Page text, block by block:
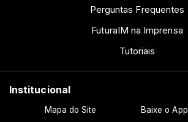
Perguntas Frequentes
FuturaIM na Imprensa
Tutoriais
Institucional
Mapa do Site Baixe o App